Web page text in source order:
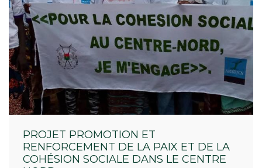
PROJET PROMOTION ET
RENFORCEMENT DE LA PAIX ET DE LA
COHÉSION SOCIALE DANS LE CENTRE